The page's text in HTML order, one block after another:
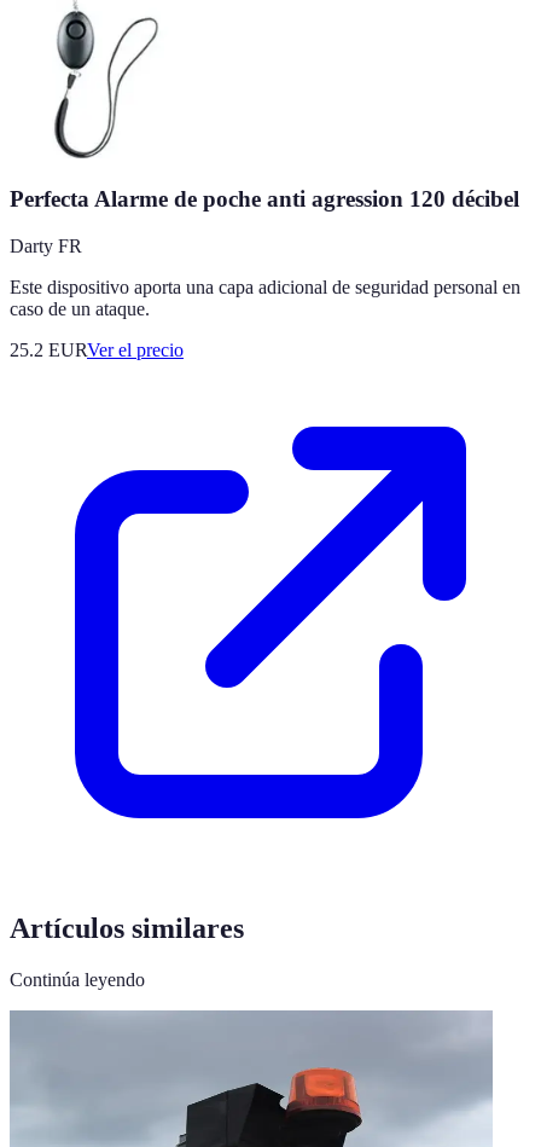
Perfecta Alarme de poche anti agression 120 décibel
Darty FR
Este dispositivo aporta una capa adicional de seguridad personal en
caso de un ataque.
25.2 EURVer el precio
Artículos similares
Continúa leyendo